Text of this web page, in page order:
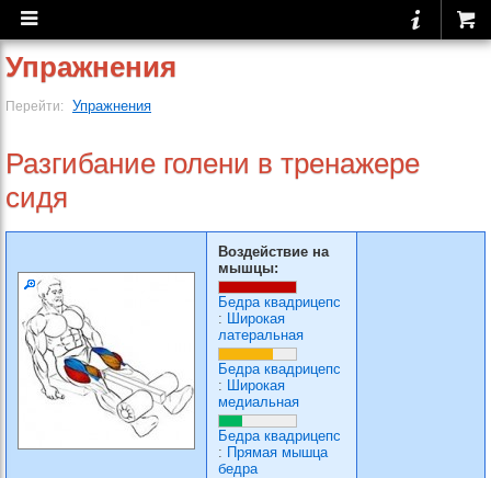
Упражнения
Перейти: Упражнения
Разгибание голени в тренажере
сидя
Воздействие на
мышцы:
Бедра квадрицепс
: Широкая
латеральная
Бедра квадрицепс
: Широкая
медиальная
Бедра квадрицепс
: Прямая мышца
бедра